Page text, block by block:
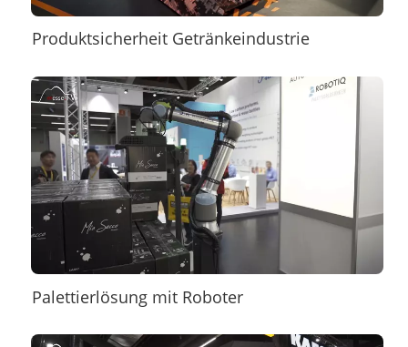
Produktsicherheit Getränkeindustrie
Palettierlösung mit Roboter